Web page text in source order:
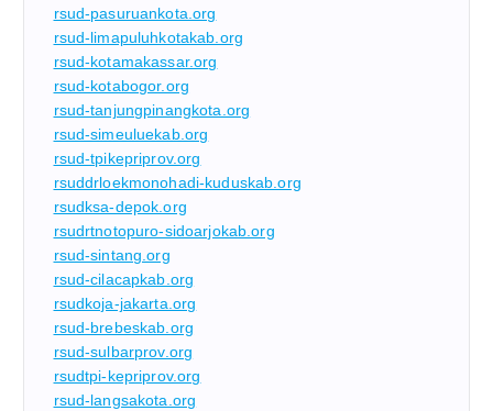
rsud-pasuruankota.org
rsud-limapuluhkotakab.org
rsud-kotamakassar.org
rsud-kotabogor.org
rsud-tanjungpinangkota.org
rsud-simeuluekab.org
rsud-tpikepriprov.org
rsuddrloekmonohadi-kuduskab.org
rsudksa-depok.org
rsudrtnotopuro-sidoarjokab.org
rsud-sintang.org
rsud-cilacapkab.org
rsudkoja-jakarta.org
rsud-brebeskab.org
rsud-sulbarprov.org
rsudtpi-kepriprov.org
rsud-langsakota.org